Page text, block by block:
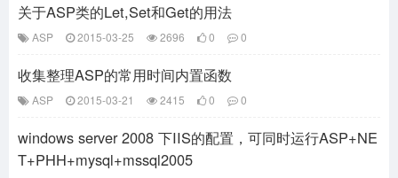
关于ASP类的Let,Set和Get的用法
ASP 2015-03-25 2696 0 0
收集整理ASP的常用时间内置函数
ASP 2015-03-21 2415 0 0
windows server 2008 下IIS的配置，可同时运行ASP+NE
T+PHH+mysql+mssql2005